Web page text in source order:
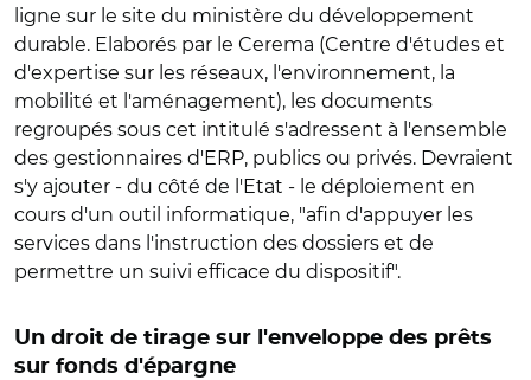
ligne sur le site du ministère du développement
durable. Elaborés par le Cerema (Centre d'études et
d'expertise sur les réseaux, l'environnement, la
mobilité et l'aménagement), les documents
regroupés sous cet intitulé s'adressent à l'ensemble
des gestionnaires d'ERP, publics ou privés. Devraient
s'y ajouter - du côté de l'Etat - le déploiement en
cours d'un outil informatique, "afin d'appuyer les
services dans l'instruction des dossiers et de
permettre un suivi efficace du dispositif".
Un droit de tirage sur l'enveloppe des prêts
sur fonds d'épargne